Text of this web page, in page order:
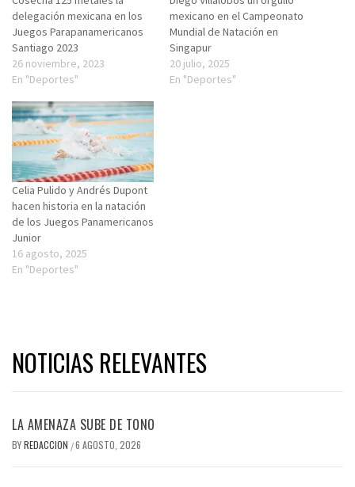
delegación mexicana en los
Juegos Parapanamericanos
Santiago 2023
26 noviembre, 2023
En "Deportes"
mexicano en el Campeonato
Mundial de Natación en
Singapur
20 julio, 2025
En "Deportes"
Celia Pulido y Andrés Dupont
hacen historia en la natación
de los Juegos Panamericanos
Junior
16 agosto, 2025
En "Deportes"
NOTICIAS RELEVANTES
LA AMENAZA SUBE DE TONO
BYREDACCION /6 AGOSTO, 2026